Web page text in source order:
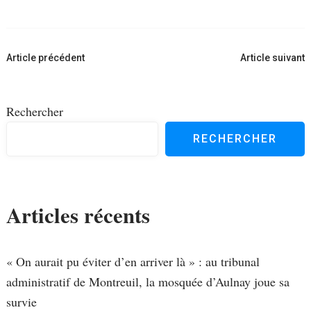
Navigation
Article précédent Article suivant
Rechercher
RECHERCHER
Articles récents
« On aurait pu éviter d’en arriver là » : au tribunal
administratif de Montreuil, la mosquée d’Aulnay joue sa
survie